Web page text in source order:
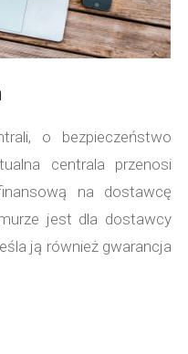
o bezpieczeństwo
centrala przenosi
na dostawcę
jest dla dostawcy
ją również gwarancja